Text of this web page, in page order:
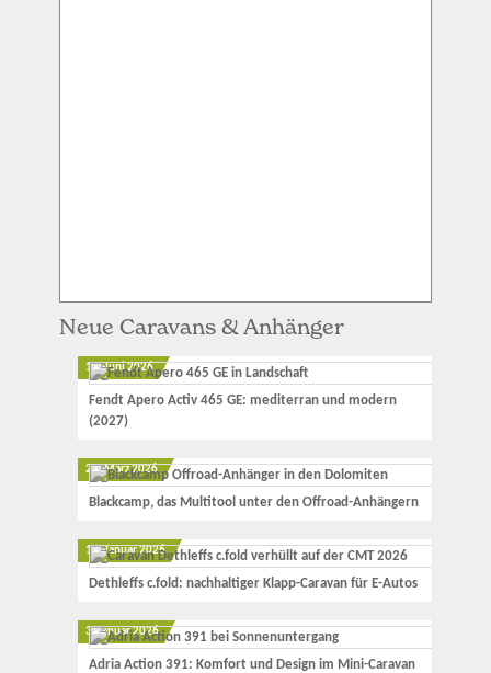
Neue Caravans & Anhänger
12. Juni 2026
Fendt Apero Activ 465 GE: mediterran und modern
(2027)
23. März 2026
Blackcamp, das Multitool unter den Offroad-Anhängern
17. Januar 2026
Dethleffs c.fold: nachhaltiger Klapp-Caravan für E-Autos
3. Januar 2026
Adria Action 391: Komfort und Design im Mini-Caravan